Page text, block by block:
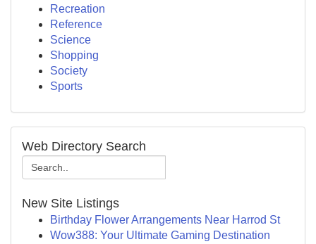
Recreation
Reference
Science
Shopping
Society
Sports
Web Directory Search
New Site Listings
Birthday Flower Arrangements Near Harrod St
Wow388: Your Ultimate Gaming Destination